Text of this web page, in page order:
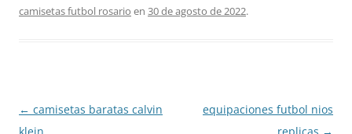
camisetas futbol rosario en 30 de agosto de 2022.
Navegación
← camisetas baratas calvin
equipaciones futbol nios